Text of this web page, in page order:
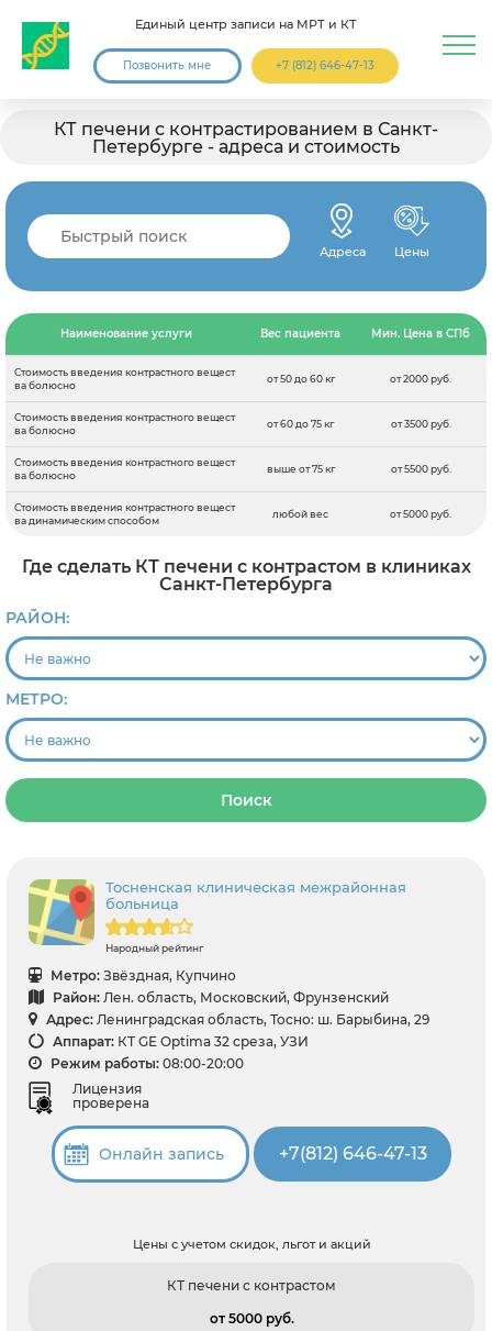
Единый центр записи на МРТ и КТ
Позвонить мне +7 (812) 646-47-13
КТ печени с контрастированием в Санкт-
Петербурге - адреса и стоимость
Адреса Цены
Наименование услуги Вес пациента Мин. Цена в СПб
Стоимость введения контрастного вещест
ва болюсно
от 50 до 60 кг от 2000 руб.
Стоимость введения контрастного вещест
ва болюсно
от 60 до 75 кг от 3500 руб.
Стоимость введения контрастного вещест
ва болюсно
выше от 75 кг от 5500 руб.
Стоимость введения контрастного вещест
ва динамическим способом
любой вес от 5000 руб.
Где сделать КТ печени с контрастом в клиниках
Санкт-Петербурга
РАЙОН:
МЕТРО:
Поиск
Тосненская клиническая межрайонная
больница
Народный рейтинг
Метро: Звёздная, Купчино
Район: Лен. область, Московский, Фрунзенский
Адрес: Ленинградская область, Тосно: ш. Барыбина, 29
Аппарат: КТ GE Optima 32 среза, УЗИ
Режим работы: 08:00-20:00
Лицензия
проверена
Онлайн запись +7(812) 646-47-13
Цены с учетом скидок, льгот и акций
КТ печени с контрастом
от 5000 pуб.